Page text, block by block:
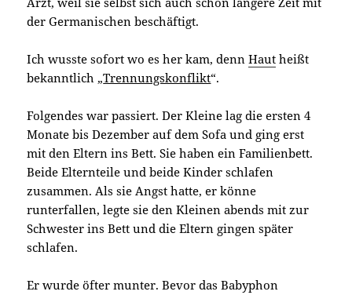
der Germanischen beschäftigt.
Ich wusste sofort wo es her kam, dennHaut heißt
bekanntlich„Trennungskonflikt“.
Folgendes war passiert. Der Kleine lag die ersten 4
Monate bis Dezember auf dem Sofa und ging erst
mit den Eltern ins Bett. Sie haben ein Familienbett.
Beide Elternteile und beide Kinder schlafen
zusammen. Als sie Angst hatte, er könne
runterfallen, legte sie den Kleinen abends mit zur
Schwester ins Bett und die Eltern gingen später
schlafen.
Er wurde öfter munter. Bevor das Babyphon